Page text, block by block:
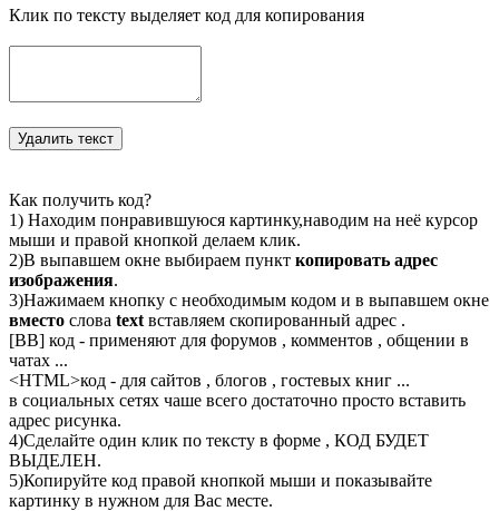
Клик по тексту выделяет код для копирования
Как получить код?
1) Находим понравившуюся картинку,наводим на неё курсор
мыши и правой кнопкой делаем клик.
2)В выпавшем окне выбираем пункт копировать адрес
изображения.
3)Нажимаем кнопку с необходимым кодом и в выпавшем окне
вместо слова text вставляем скопированный адрес .
[BB] код - применяют для форумов , комментов , общении в
чатах ...
<HTML>код - для сайтов , блогов , гостевых книг ...
в социальных сетях чаше всего достаточно просто вставить
адрес рисунка.
4)Сделайте один клик по тексту в форме , КОД БУДЕТ
ВЫДЕЛЕН.
5)Копируйте код правой кнопкой мыши и показывайте
картинку в нужном для Вас месте.